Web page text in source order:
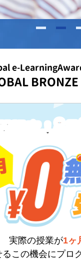
e-
間限定！8
実際の授業が1ヶ
るこの機会にプロ